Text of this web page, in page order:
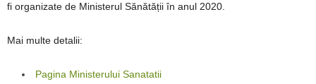
fi organizate de Ministerul Sănătății în anul 2020.
Mai multe detalii:
Pagina Ministerului Sanatatii